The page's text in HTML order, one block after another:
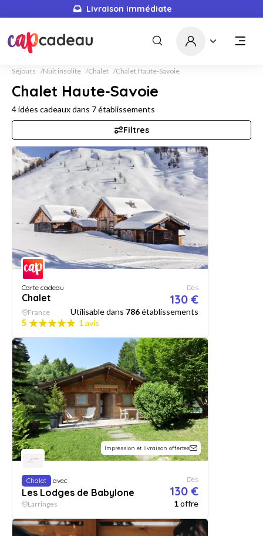
Livraison immédiate
Séjours Nuit insolite Chalet Chalet Haute-Savoie
Chalet Haute-Savoie
4idées cadeaux dans 7établissements
Filtres
Carte cadeau
Chalet
Dès
130 €
France Utilisable dans 786établissements
5
1 avis
Impression et livraison offertes
Chalet avec
Les Lodges de Babylone
Dès
130 €
Larringes 1offre